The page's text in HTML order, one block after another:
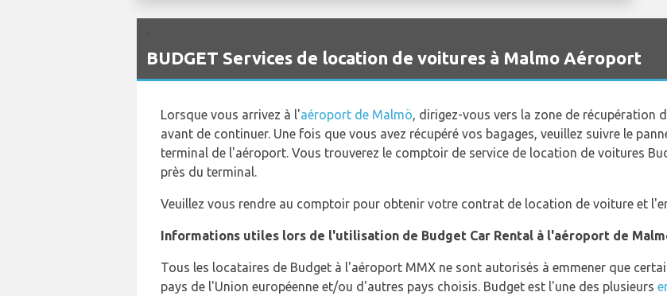
BUDGET Services de location de voitures à Malmo Aéroport
Lorsque vous arrivez à l'aéroport de Malmö, dirigez-vous vers la zone de récupération
avant de continuer. Une fois que vous avez récupéré vos bagages, veuillez suivre le
terminal de l'aéroport. Vous trouverez le comptoir de service de location de voitures
près du terminal.
Veuillez vous rendre au comptoir pour obtenir votre contrat de location de voiture et
Informations utiles lors de l'utilisation de Budget Car Rental à l'aéroport de
Tous les locataires de Budget à l'aéroport MMX ne sont autorisés à emmener que
pays de l'Union européenne et/ou d'autres pays choisis. Budget est l'une des plusieurs